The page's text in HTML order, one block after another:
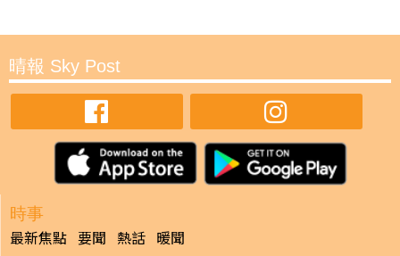
晴報 Sky Post
時事
最新焦點 要聞 熱話 暖聞